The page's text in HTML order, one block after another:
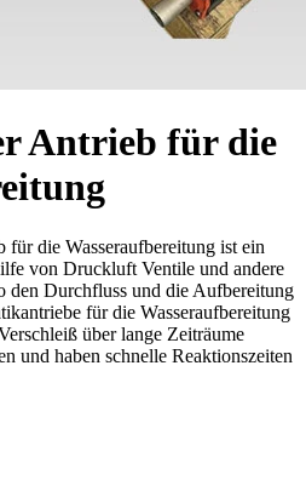
Antrieb für die
für die Wasseraufbereitung ist ein
von Druckluft Ventile und andere
den Durchfluss und die Aufbereitung
für die Wasseraufbereitung
über lange Zeiträume
und haben schnelle Reaktionszeiten